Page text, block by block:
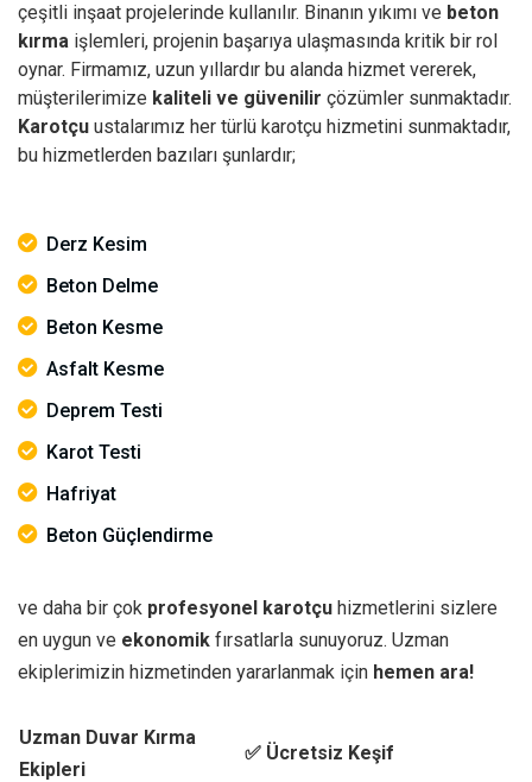
çeşitli inşaat projelerinde kullanılır. Binanın yıkımı ve beton
kırma işlemleri, projenin başarıya ulaşmasında kritik bir rol
oynar. Firmamız, uzun yıllardır bu alanda hizmet vererek,
müşterilerimize kaliteli ve güvenilir çözümler sunmaktadır.
Karotçu ustalarımız her türlü karotçu hizmetini sunmaktadır,
bu hizmetlerden bazıları şunlardır;
Derz Kesim
Beton Delme
Beton Kesme
Asfalt Kesme
Deprem Testi
Karot Testi
Hafriyat
Beton Güçlendirme
ve daha bir çok profesyonel karotçu hizmetlerini sizlere
en uygun ve ekonomik fırsatlarla sunuyoruz. Uzman
ekiplerimizin hizmetinden yararlanmak için hemen ara!
Uzman Duvar Kırma
Ekipleri
✅ Ücretsiz Keşif